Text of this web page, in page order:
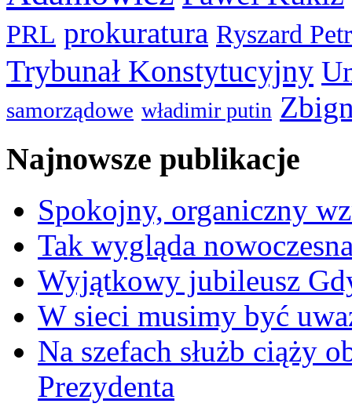
PRL prokuratura Ryszard
Trybunał Konstytucyjny
samorządowe władimir putin
Najnowsze publikacje
Spokojny, organiczny
Tak wygląda
Wyjątkowy jubileusz
W sieci musimy być
Na szefach służb ciąży
Prezydenta